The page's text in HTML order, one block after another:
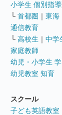
小学生 個別指
└ 首都圏 ｜ 東海
通信教育
└ 高校生 ｜ 中学
家庭教師
幼児・小学生
幼児教室 知育
スクール
子ども英語教室